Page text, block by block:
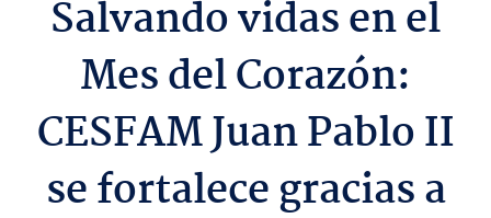
Salvando vidas en el
Mes del Corazón:
CESFAM Juan Pablo II
se fortalece gracias a